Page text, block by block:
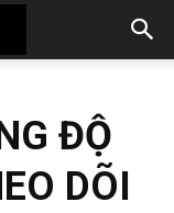
ĐỘ
DÕI